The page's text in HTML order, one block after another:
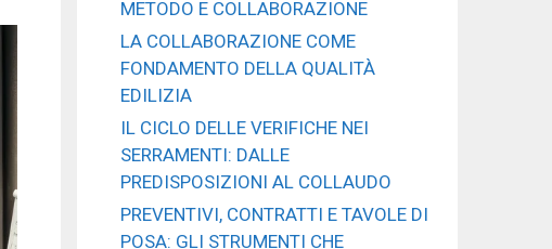
METODO E COLLABORAZIONE
LA COLLABORAZIONE COME
FONDAMENTO DELLA QUALITÀ
EDILIZIA
IL CICLO DELLE VERIFICHE NEI
SERRAMENTI: DALLE
PREDISPOSIZIONI AL COLLAUDO
PREVENTIVI, CONTRATTI E TAVOLE DI
POSA: GLI STRUMENTI CHE